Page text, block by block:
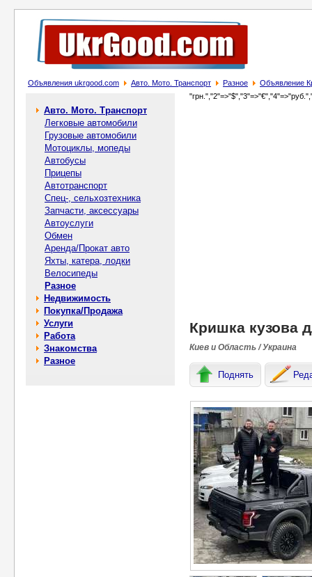
Объявления ukrgood.com Авто. Мото. Транспорт Разное Объявление
Авто. Мото. Транспорт
Легковые автомобили
Грузовые автомобили
Мотоциклы, мопеды
Автобусы
Прицепы
Автотранспорт
Спец-, cельхозтехника
Запчасти, аксессуары
Автоуслуги
Обмен
Аренда/Прокат авто
Яхты, катера, лодки
Велосипеды
Разное
Недвижимость
Покупка/Продажа
Услуги
Работа
Знакомства
Разное
Кришка кузова
Киев и Область / Украина
Поднять